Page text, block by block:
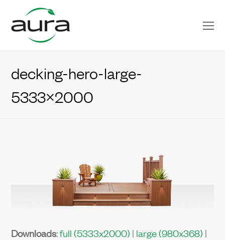
decking-hero-large-
5333×2000
Downloads:full (5333x2000) | large (980x368) |